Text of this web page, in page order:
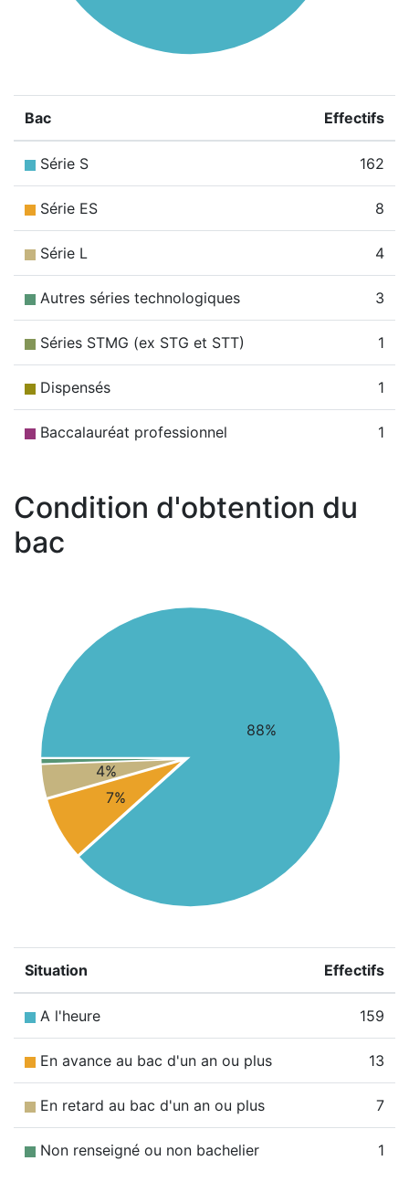
Bac Effectifs
Série S 162
Série ES 8
Série L 4
Autres séries technologiques 3
Séries STMG (ex STG et STT) 1
Dispensés 1
Baccalauréat professionnel 1
Condition d'obtention du
bac
88%
7%
4%
Situation Effectifs
A l'heure 159
En avance au bac d'un an ou plus 13
En retard au bac d'un an ou plus 7
Non renseigné ou non bachelier 1